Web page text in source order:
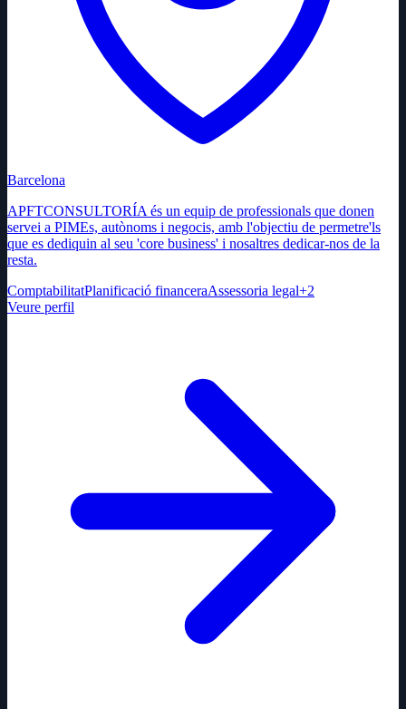
Barcelona
APFTCONSULTORÍA és un equip de professionals que donen
servei a PIMEs, autònoms i negocis, amb l'objectiu de permetre'ls
que es dediquin al seu 'core business' i nosaltres dedicar-nos de la
resta.
ComptabilitatPlanificació financeraAssessoria legal+2
Veure perfil